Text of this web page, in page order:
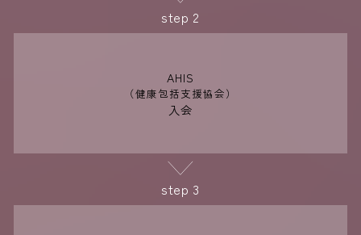
step 2
AHIS
（健康包括支援協会）
入会
step 3